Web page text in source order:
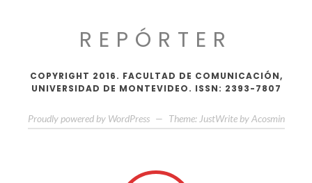
REPÓRTER
COPYRIGHT 2016. FACULTAD DE COMUNICACIÓN,
UNIVERSIDAD DE MONTEVIDEO. ISSN: 2393-7807
Proudly powered by WordPress — Theme: JustWrite by Acosmin